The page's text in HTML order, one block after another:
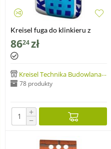
Kreisel fuga do klinkieru z
dodatkiem trasu
8624zł
Kreisel Technika Budowlana Sp. z o.o.
78 produkty
+
−